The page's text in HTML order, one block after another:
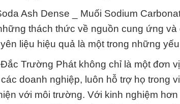
Ash Dense _ Muối Sodium
thách thức về nguồn cung ứng
liệu hiệu quả là một trong những
Trường Phát không chỉ là một đơn
doanh nghiệp, luôn hỗ trợ họ trong
với môi trường. Với kinh nghiệm